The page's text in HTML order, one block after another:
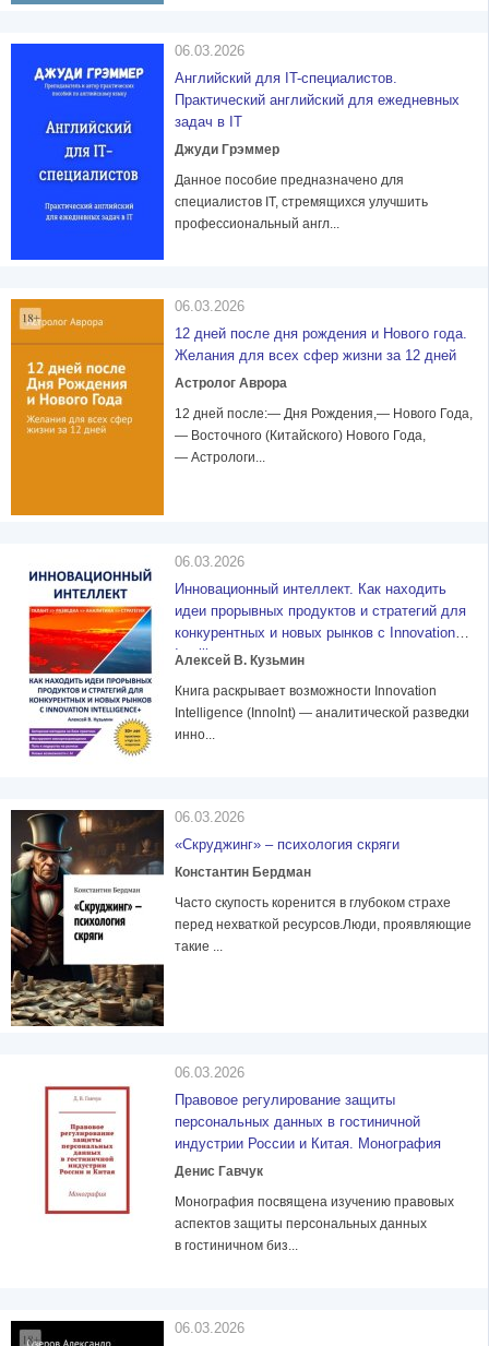
06.03.2026
Английский для IT-специалистов.
Практический английский для ежедневных
задач в IT
Джуди Грэммер
Данное пособие предназначено для
специалистов IT, стремящихся улучшить
профессиональный англ...
06.03.2026
12 дней после дня рождения и Нового года.
Желания для всех сфер жизни за 12 дней
Астролог Аврора
12 дней после:— Дня Рождения,— Нового Года,
— Восточного (Китайского) Нового Года,
— Астрологи...
06.03.2026
Инновационный интеллект. Как находить
идеи прорывных продуктов и стратегий для
конкурентных и новых рынков с Innovation
Intelligence+
Алексей В. Кузьмин
Книга раскрывает возможности Innovation
Intelligence (InnoInt) — аналитической разведки
инно...
06.03.2026
«Скруджинг» – психология скряги
Константин Бердман
Часто скупость коренится в глубоком страхе
перед нехваткой ресурсов.Люди, проявляющие
такие ...
06.03.2026
Правовое регулирование защиты
персональных данных в гостиничной
индустрии России и Китая. Монография
Денис Гавчук
Монография посвящена изучению правовых
аспектов защиты персональных данных
в гостиничном биз...
06.03.2026